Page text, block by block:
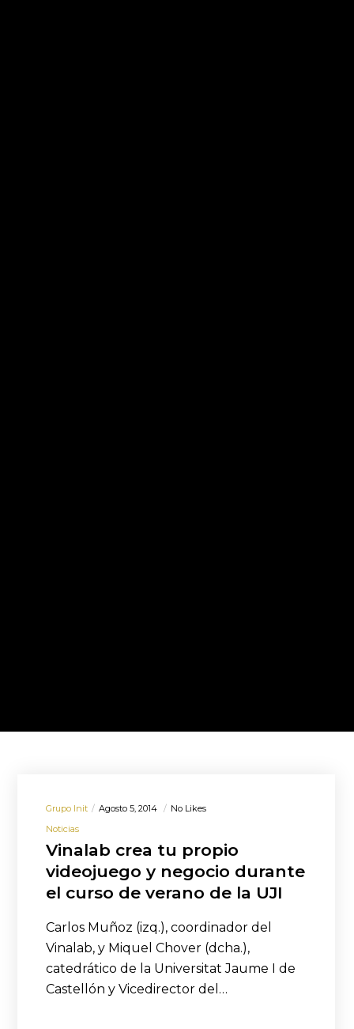
Grupo Init Agosto 5, 2014
No Likes
Noticias
Vinalab crea tu propio
videojuego y negocio durante
el curso de verano de la UJI
Carlos Muñoz (izq.), coordinador del
Vinalab, y Miquel Chover (dcha.),
catedrático de la Universitat Jaume I de
Castellón y Vicedirector del…